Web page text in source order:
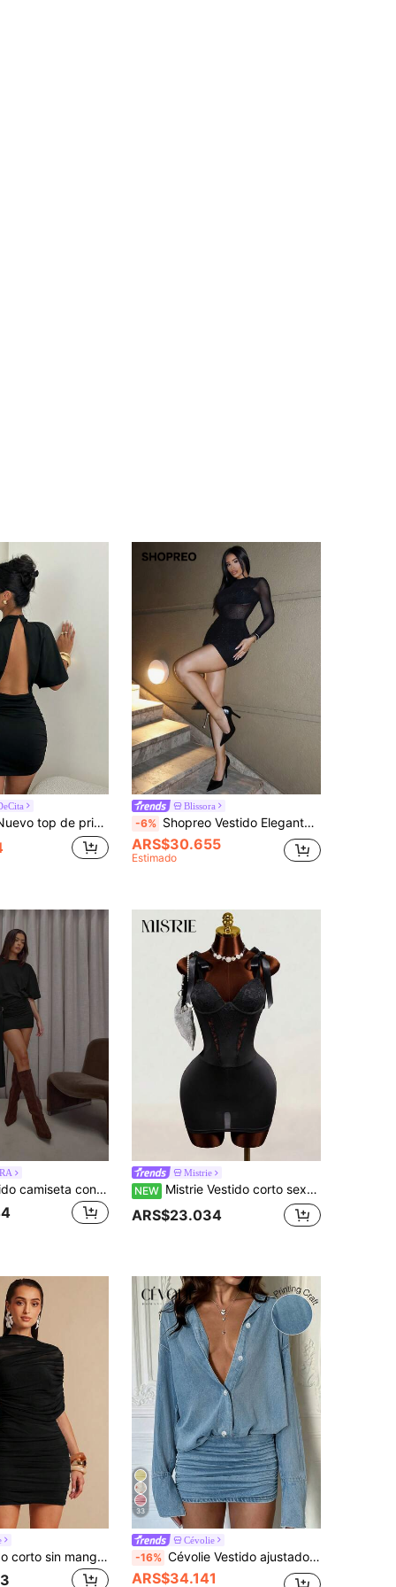
del cuerpo: Rectángulo, Color: Rosa coral, Talla: XS
corta, espalda descubierta y holgado + vestido mini ajustado y fruncido. Vestido mini sexy negro adecuado para uso diario, casual, Y2K, salidas y vuelta al colegio
Blissora
-6% Shopreo Vestido Elegante De Color Negro De Manga Larga, Exquisito Con Incrustaciones De Cristales Brillantes Y Malla Transparente Para La Graduación De Verano O Promoción
ARS$30.655
Estimado
MUSERA Vestido camiseta con hombros cuadrados, ajuste holgado, detalle de anillo drapeado, estilo urbano, lindo, elegante, casual, sexy, para salir, de noche, elegante, para fiestas, primavera
Mistrie
NEW Mistrie Vestido corto sexy y lindo con patchwork de encaje y lazo en tirantes para mujer, primavera/verano 2026, para citas y fiestas
ARS$23.034
Silquee Vestido corto sin mangas con cuello fruncido asimétrico para mujer, primavera/verano
33
Cévolie
-16% Cévolie Vestido ajustado con cintura ceñida y estampado digital de efecto denim azul claro, nuevo para el verano
ARS$34.141